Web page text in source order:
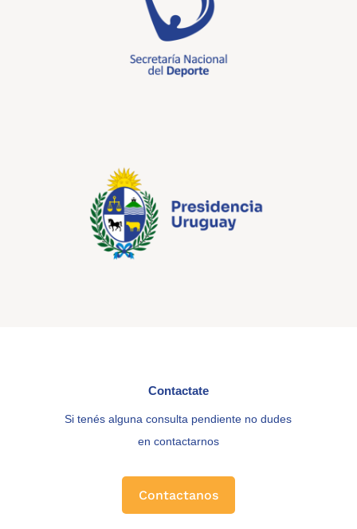
Contactate
Si tenés alguna consulta pendiente no dudes
en contactarnos
Contactanos